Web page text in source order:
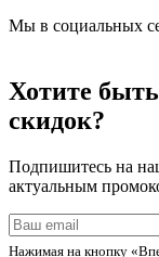
Мы в социальных
Хотите
скидок?
Подпишитесь на
актуальным
Нажимая на кнопку